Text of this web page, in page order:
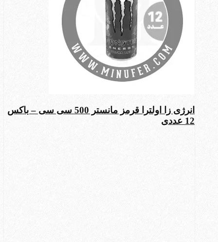
انرژی زا اولترا قرمز مانستر 500 سی سی – باکس
12 عددی